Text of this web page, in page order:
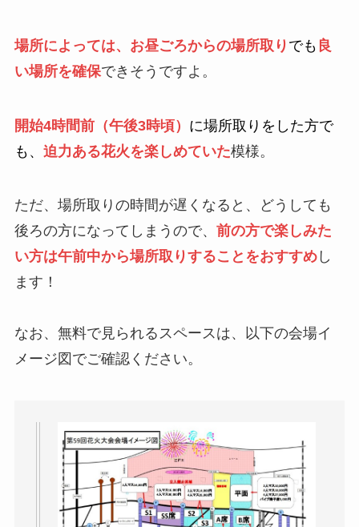
場所によっては、お昼ごろからの場所取り でも 良
い場所を確保できそうですよ。
開始4時間前（午後3時頃） に場所取りをした方で
も、 迫力ある花火を楽しめていた模様。
ただ、場所取りの時間が遅くなると、どうしても
後ろの方になってしまうので、 前の方で楽しみた
い方は午前中から場所取りすることをおすすめし
ます！
なお、無料で見られるスペースは、以下の会場イ
メージ図でご確認ください。